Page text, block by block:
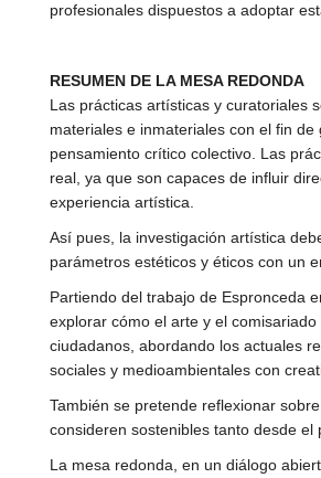
profesionales dispuestos a adoptar
RESUMEN DE LA MESA REDONDA
Las prácticas artísticas y curatoriales
materiales e inmateriales con el fin
pensamiento crítico colectivo. Las
real, ya que son capaces de influir
experiencia artística.
Así pues, la investigación artística
parámetros estéticos y éticos con un
Partiendo del trabajo de Espronceda
explorar cómo el arte y el
ciudadanos, abordando los actuales
sociales y medioambientales con
También se pretende reflexionar
consideren sostenibles tanto desde el
La mesa redonda, en un diálogo